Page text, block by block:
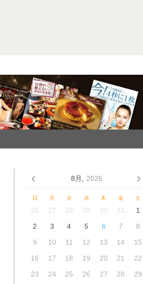
8月, 2026
日 月 火 水 木 金 土
26 27 28 29 30 31
1
2
3 4 5 6 7
8
9
10 11 12 13 14
15
16
17 18 19 20 21
22
23
24 25 26 27 28 29